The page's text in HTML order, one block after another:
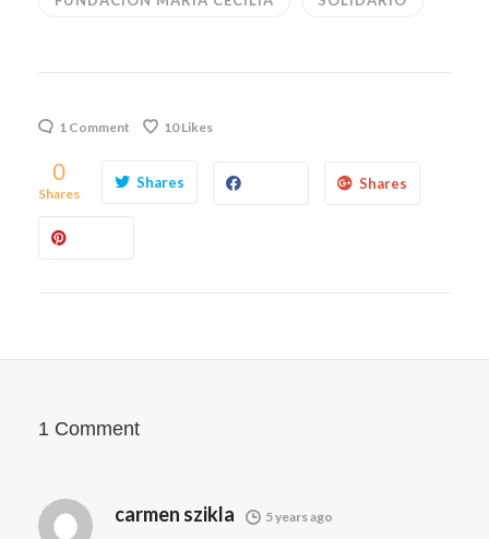
1 Comment 10Likes
0
Shares
Shares Shares
1 Comment
carmen szikla 5 years ago